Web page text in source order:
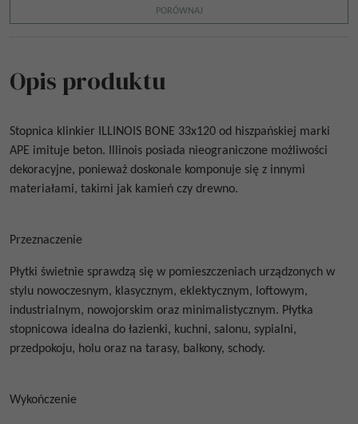
PORÓWNAJ
Opis produktu
Stopnica klinkier ILLINOIS BONE 33x120 od hiszpańskiej marki
APE imituje beton. Illinois posiada nieograniczone możliwości
dekoracyjne, ponieważ doskonale komponuje się z innymi
materiałami, takimi jak kamień czy drewno.
Przeznaczenie
Płytki świetnie sprawdzą się w pomieszczeniach urządzonych w
stylu nowoczesnym, klasycznym, eklektycznym, loftowym,
industrialnym, nowojorskim oraz minimalistycznym. Płytka
stopnicowa idealna do łazienki, kuchni, salonu, sypialni,
przedpokoju, holu oraz na tarasy, balkony, schody.
Wykończenie